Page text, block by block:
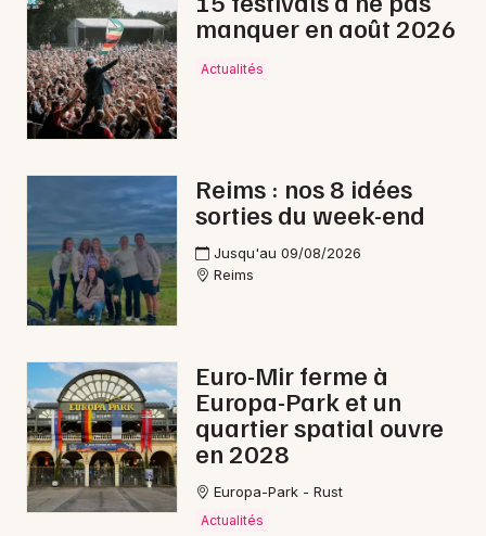
Lotos dans le Grand Est
Artistes en tournée
Actus à Épernay
Magazine à Épernay
manquer en août 2026
Actualités
Reims : nos 8 idées
sorties du week-end
Jusqu'au 09/08/2026
Reims
Euro-Mir ferme à
Europa-Park et un
quartier spatial ouvre
en 2028
Europa-Park - Rust
Actualités